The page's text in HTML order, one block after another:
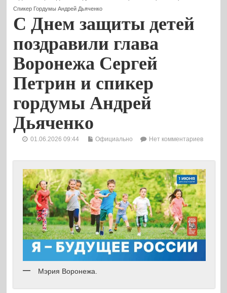
Спикер Гордумы Андрей Дьяченко
С Днем защиты детей
поздравили глава
Воронежа Сергей
Петрин и спикер
гордумы Андрей
Дьяченко
01.06.2026 09:44 Официально Нет комментариев
Мэрия Воронежа.